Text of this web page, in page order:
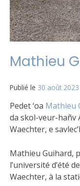
Mathieu
Publié le 30 août 2023
Pedet ‘oa Mathieu
da skol-veur-hañv
Waechter, e
Mathieu Guihard,
l’université d’été
Waechter, à la